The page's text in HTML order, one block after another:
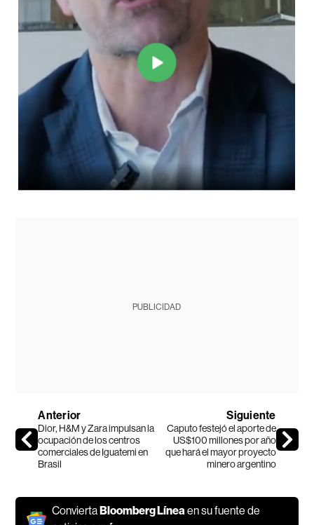
PUBLICIDAD
Anterior
Dior, H&M y Zara impulsan la
ocupación de los centros
comerciales de Iguatemi en
Brasil
Siguiente
Caputo festejó el aporte de
US$100 millones por año
que hará el mayor proyecto
minero argentino
ConviertaBloomberg Líneaen su fuente de